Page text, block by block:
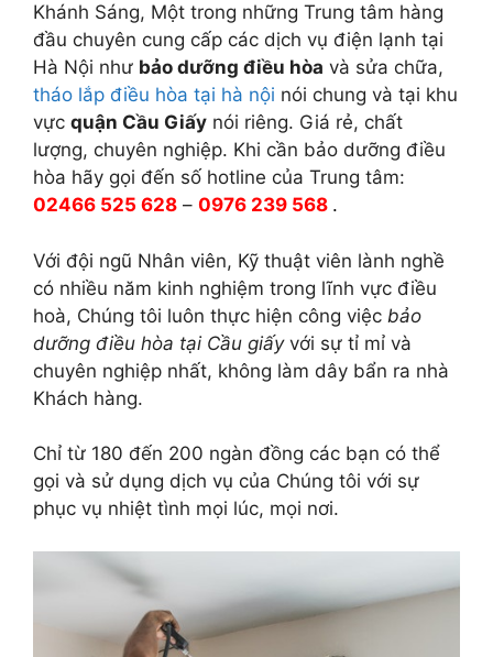
Khánh Sáng, Một trong những Trung tâm hàng
đầu chuyên cung cấp các dịch vụ điện lạnh tại
Hà Nội như bảo dưỡng điều hòa và sửa chữa,
tháo lắp điều hòa tại hà nội nói chung và tại khu
vực quận Cầu Giấy nói riêng. Giá rẻ, chất
lượng, chuyên nghiệp. Khi cần bảo dưỡng điều
hòa hãy gọi đến số hotline của Trung tâm:
02466 525 628 – 0976 239 568 .
Với đội ngũ Nhân viên, Kỹ thuật viên lành nghề
có nhiều năm kinh nghiệm trong lĩnh vực điều
hoà, Chúng tôi luôn thực hiện công việc bảo
dưỡng điều hòa tại Cầu giấyvới sự tỉ mỉ và
chuyên nghiệp nhất, không làm dây bẩn ra nhà
Khách hàng.
Chỉ từ 180 đến 200 ngàn đồng các bạn có thể
gọi và sử dụng dịch vụ của Chúng tôi với sự
phục vụ nhiệt tình mọi lúc, mọi nơi.